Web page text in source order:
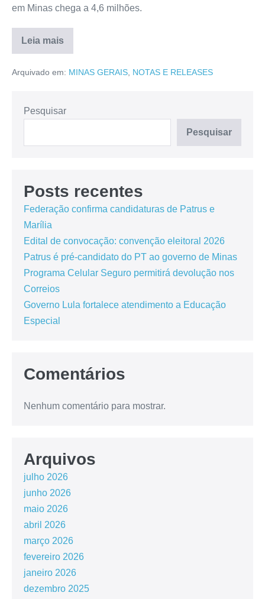
em Minas chega a 4,6 milhões.
Leia mais
Arquivado em: MINAS GERAIS, NOTAS E RELEASES
Pesquisar
Pesquisar
Posts recentes
Federação confirma candidaturas de Patrus e
Marília
Edital de convocação: convenção eleitoral 2026
Patrus é pré-candidato do PT ao governo de Minas
Programa Celular Seguro permitirá devolução nos
Correios
Governo Lula fortalece atendimento a Educação
Especial
Comentários
Nenhum comentário para mostrar.
Arquivos
julho 2026
junho 2026
maio 2026
abril 2026
março 2026
fevereiro 2026
janeiro 2026
dezembro 2025